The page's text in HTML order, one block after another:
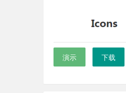
演示 下载